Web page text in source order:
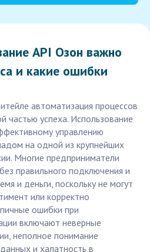
API Озон важно
и какие ошибки
автоматизация процессов
частью успеха. Использование
управлению
на одной из крупнейших
Многие предприниматели
правильного подключения и
и деньги, поскольку не могут
или корректно
ошибки при
включают неверные
неполное понимание
и халатность в